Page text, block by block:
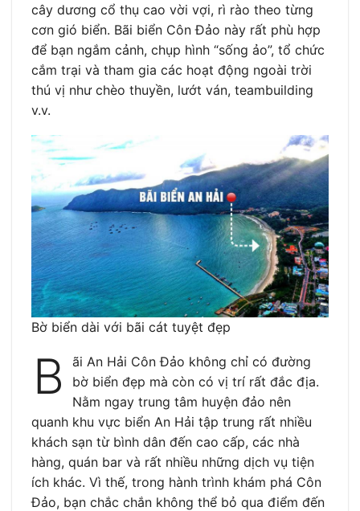
cây dương cổ thụ cao vời vợi, rì rào theo từng
cơn gió biển. Bãi biển Côn Đảo này rất phù hợp
để bạn ngắm cảnh, chụp hình “sống ảo”, tổ chức
cắm trại và tham gia các hoạt động ngoài trời
thú vị như chèo thuyền, lướt ván, teambuilding
v.v.
Bờ biển dài với bãi cát tuyệt đẹp
B
ãi An Hải Côn Đảo không chỉ có đường
bờ biển đẹp mà còn có vị trí rất đắc địa.
Nằm ngay trung tâm huyện đảo nên
quanh khu vực biển An Hải tập trung rất nhiều
khách sạn từ bình dân đến cao cấp, các nhà
hàng, quán bar và rất nhiều những dịch vụ tiện
ích khác. Vì thế, trong hành trình khám phá Côn
Đảo, bạn chắc chắn không thể bỏ qua điểm đến